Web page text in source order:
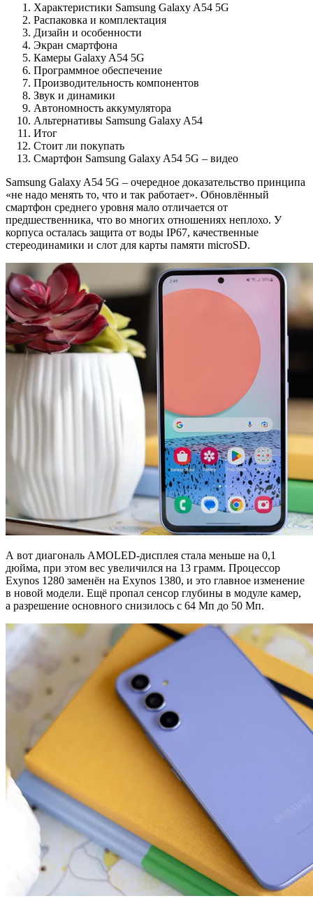
Характеристики Samsung Galaxy A54 5G
Распаковка и комплектация
Дизайн и особенности
Экран смартфона
Камеры Galaxy A54 5G
Программное обеспечение
Производительность компонентов
Звук и динамики
Автономность аккумулятора
Альтернативы Samsung Galaxy A54
Итог
Стоит ли покупать
Смартфон Samsung Galaxy A54 5G – видео
Samsung Galaxy A54 5G – очередное доказательство принципа
«не надо менять то, что и так работает». Обновлённый
смартфон среднего уровня мало отличается от
предшественника, что во многих отношениях неплохо. У
корпуса осталась защита от воды IP67, качественные
стереодинамики и слот для карты памяти microSD.
А вот диагональ AMOLED-дисплея стала меньше на 0,1
дюйма, при этом вес увеличился на 13 грамм. Процессор
Exynos 1280 заменён на Exynos 1380, и это главное изменение
в новой модели. Ещё пропал сенсор глубины в модуле камер,
а разрешение основного снизилось с 64 Мп до 50 Мп.